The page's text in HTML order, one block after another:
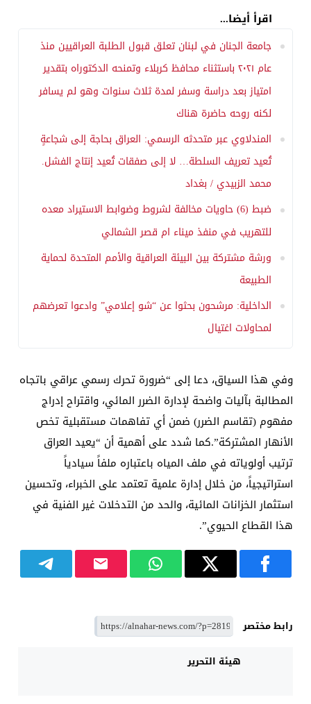
اقرأ أيضا...
جامعة الجنان في لبنان تعلق قبول الطلبة العراقيين منذ
عام ٢٠٢١ باستثناء محافظ كربلاء وتمنحه الدكتوراه بتقدير
امتياز بعد دراسة وسفر لمدة ثلاث سنوات وهو لم يسافر
لكنه روحه حاضرة هناك
المندلاوي عبر متحدثه الرسمي: العراق بحاجة إلى شجاعةٍ
تُعيد تعريف السلطة… لا إلى صفقات تُعيد إنتاج الفشل.
محمد الزبيدي / بغداد
ضبط (6) حاويات مخالفة لشروط وضوابط الاستيراد معده
للتهريب في منفذ ميناء ام قصر الشمالي
ورشة مشتركة بين البيئة العراقية والأمم المتحدة لحماية
الطبيعة
الداخلية: مرشحون بحثوا عن “شو إعلامي” وادعوا تعرضهم
لمحاولات اغتيال
وفي هذا السياق، دعا إلى “ضرورة تحرك رسمي عراقي باتجاه
المطالبة بآليات واضحة لإدارة الضرر المائي، واقتراح إدراج
مفهوم (تقاسم الضرر) ضمن أي تفاهمات مستقبلية تخص
الأنهار المشتركة”.كما شدد على أهمية أن “يعيد العراق
ترتيب أولوياته في ملف المياه باعتباره ملفاً سيادياً
استراتيجياً، من خلال إدارة علمية تعتمد على الخبراء، وتحسين
استثمار الخزانات المائية، والحد من التدخلات غير الفنية في
هذا القطاع الحيوي”.
رابط مختصر
هيئة التحرير